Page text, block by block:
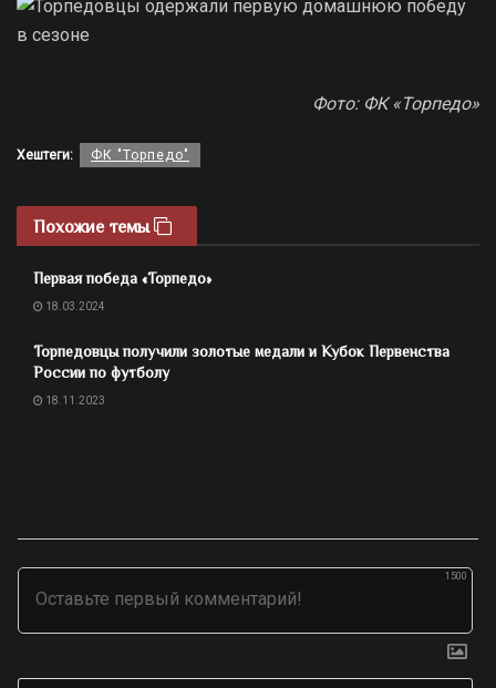
Фото: ФК «Торпедо»
Хештеги: ФК "Торпедо"
Похожие темы
Первая победа «Торпедо»
18.03.2024
Торпедовцы получили золотые медали и Кубок Первенства
России по футболу
18.11.2023
1500